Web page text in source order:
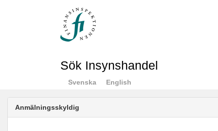
Sök Insynshandel
Svenska English
Anmälningsskyldig